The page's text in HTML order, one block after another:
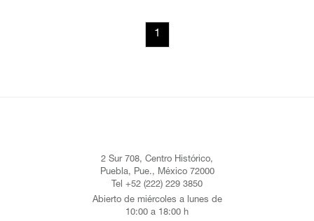
1
2 Sur 708, Centro Histórico,
Puebla, Pue., México 72000
Tel +52 (222) 229 3850
Abierto de miércoles a lunes de
10:00 a 18:00 h